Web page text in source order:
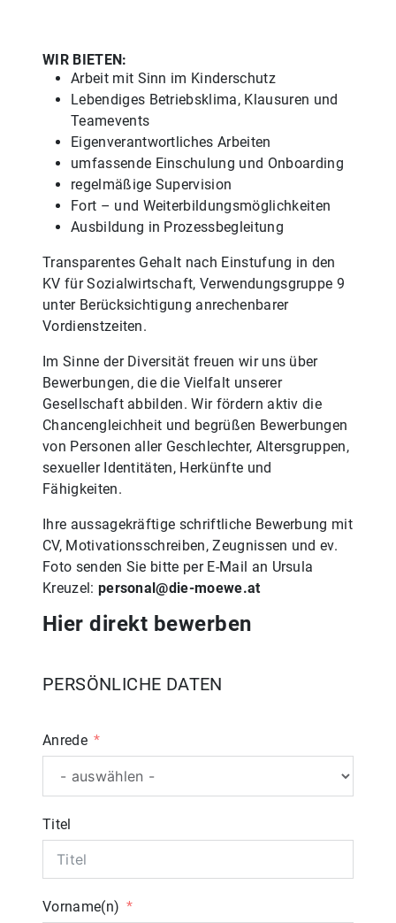
WIR BIETEN:
Arbeit mit Sinn im Kinderschutz
Lebendiges Betriebsklima, Klausuren und
Teamevents
Eigenverantwortliches Arbeiten
umfassende Einschulung und Onboarding
regelmäßige Supervision
Fort – und Weiterbildungsmöglichkeiten
Ausbildung in Prozessbegleitung
Transparentes Gehalt nach Einstufung in den
KV für Sozialwirtschaft, Verwendungsgruppe 9
unter Berücksichtigung anrechenbarer
Vordienstzeiten.
Im Sinne der Diversität freuen wir uns über
Bewerbungen, die die Vielfalt unserer
Gesellschaft abbilden. Wir fördern aktiv die
Chancengleichheit und begrüßen Bewerbungen
von Personen aller Geschlechter, Altersgruppen,
sexueller Identitäten, Herkünfte und
Fähigkeiten.
Ihre aussagekräftige schriftliche Bewerbung mit
CV, Motivationsschreiben, Zeugnissen und ev.
Foto senden Sie bitte per E-Mail an Ursula
Kreuzel: personal@die-moewe.at
Hier direkt bewerben
PERSÖNLICHE DATEN
Anrede
Titel
Vorname(n)